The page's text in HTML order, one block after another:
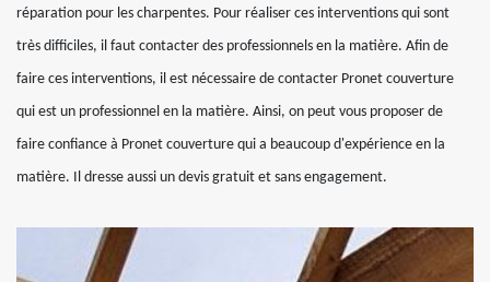
réparation pour les charpentes. Pour réaliser ces interventions qui sont
très difficiles, il faut contacter des professionnels en la matière. Afin de
faire ces interventions, il est nécessaire de contacter Pronet couverture
qui est un professionnel en la matière. Ainsi, on peut vous proposer de
faire confiance à Pronet couverture qui a beaucoup d'expérience en la
matière. Il dresse aussi un devis gratuit et sans engagement.